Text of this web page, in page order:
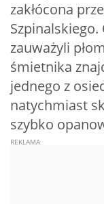
zakłócona
Szpinalskiego.
zauważyli
śmietnika
jednego z
natychmiast
szybko